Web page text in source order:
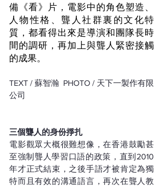
備《看》片，電影中的角色塑造、
人物性格、聾人社群裏的文化特
質，都看得出來是導演和團隊長時
間的調研，再加上與聾人緊密接觸
的成果。
TEXT / 蘇智瀚  PHOTO / 天下一製作有限
公司
三個聾人的身份掙扎
電影觀眾大概很難想像，在香港鼓勵甚
至強制聾人學習口語的政策，直到2010
年才正式結束，之後手語才被肯定為獨
特而且有效的溝通語言，再次在聾人教